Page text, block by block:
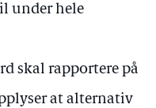
under hele
skal rapportere på
at alternativ